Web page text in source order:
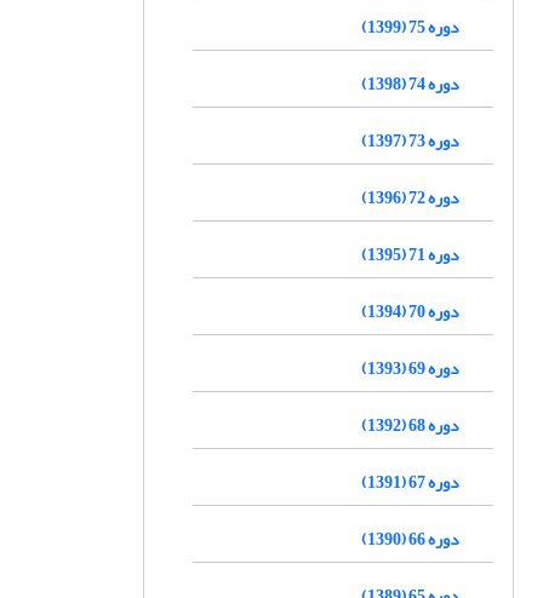
دوره 75 (1399)
دوره 74 (1398)
دوره 73 (1397)
دوره 72 (1396)
دوره 71 (1395)
دوره 70 (1394)
دوره 69 (1393)
دوره 68 (1392)
دوره 67 (1391)
دوره 66 (1390)